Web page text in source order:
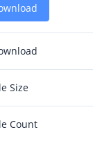
Size
Count